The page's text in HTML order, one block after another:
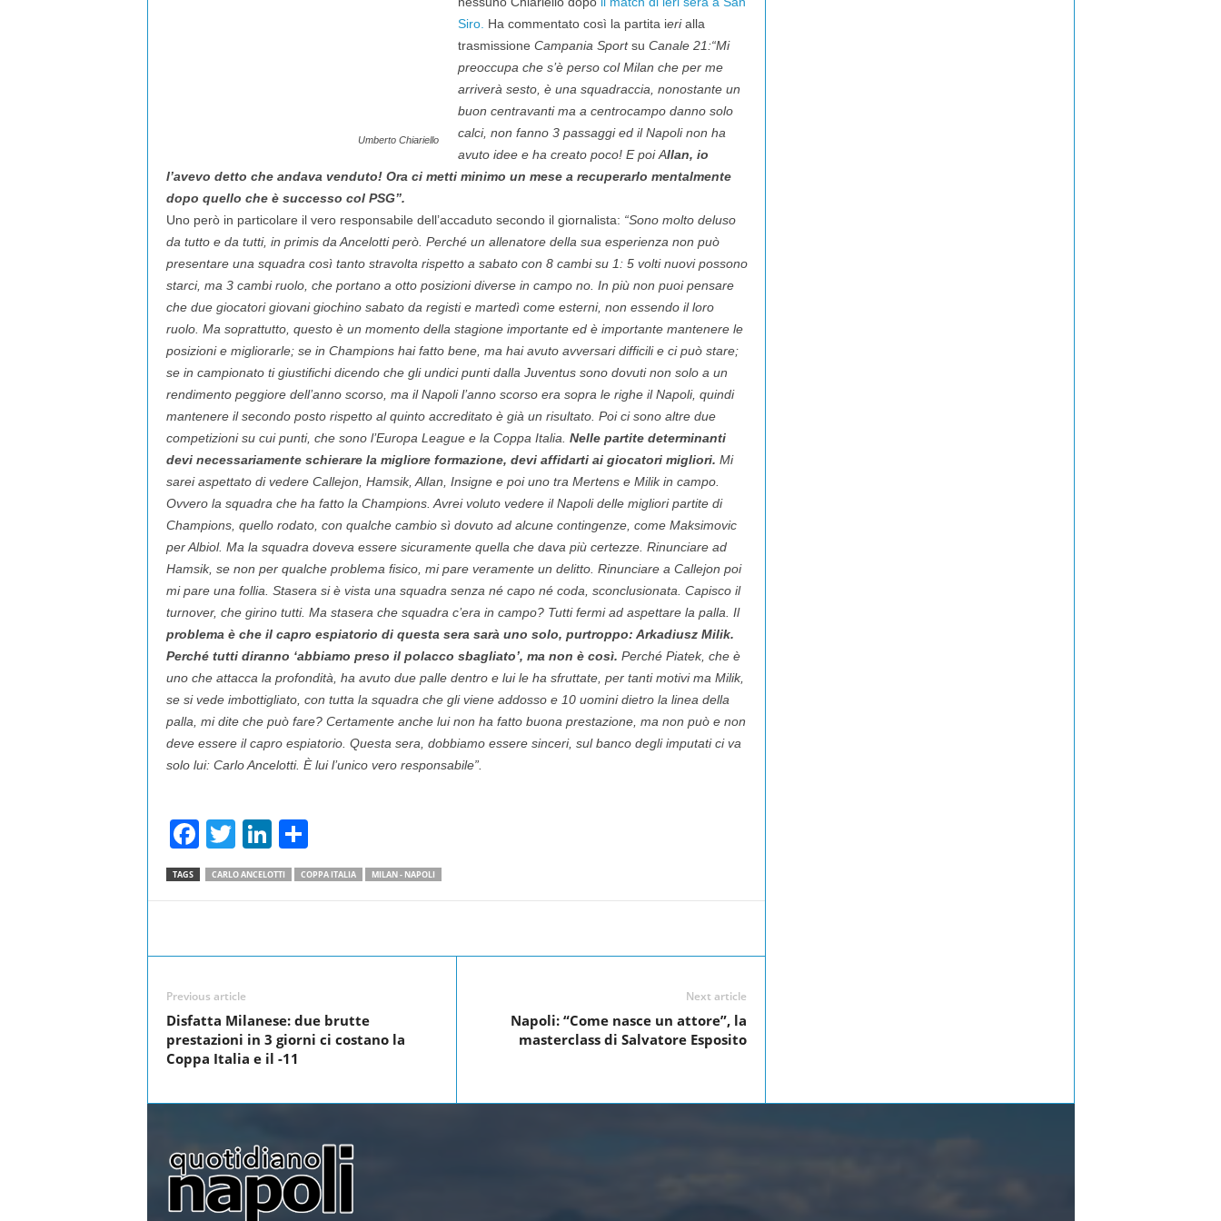
Umberto Chiariello
Siro. Ha commentato così la partita ierialla
trasmissione Campania Sportsu Canale 21:“Mi
preoccupa che s’è perso col Milan che per me
arriverà sesto, è una squadraccia, nonostante un
buon centravanti ma a centrocampo danno solo
calci, non fanno 3 passaggi ed il Napoli non ha
avuto idee e ha creato poco! E poi Allan, io
l’avevo detto che andava venduto! Ora ci metti minimo un mese a recuperarlo mentalmente
dopo quello che è successo col PSG”.
Uno però in particolare il vero responsabile dell’accaduto secondo il giornalista: “Sono molto deluso
da tutto e da tutti, in primis da Ancelotti però. Perché un allenatore della sua esperienza non può
presentare una squadra così tanto stravolta rispetto a sabato con 8 cambi su 1: 5 volti nuovi possono
starci, ma 3 cambi ruolo, che portano a otto posizioni diverse in campo no. In più non puoi pensare
che due giocatori giovani giochino sabato da registi e martedì come esterni, non essendo il loro
ruolo. Ma soprattutto, questo è un momento della stagione importante ed è importante mantenere le
posizioni e migliorarle; se in Champions hai fatto bene, ma hai avuto avversari difficili e ci può stare;
se in campionato ti giustifichi dicendo che gli undici punti dalla Juventus sono dovuti non solo a un
rendimento peggiore dell’anno scorso, ma il Napoli l’anno scorso era sopra le righe il Napoli, quindi
mantenere il secondo posto rispetto al quinto accreditato è già un risultato. Poi ci sono altre due
competizioni su cui punti, che sono l’Europa League e la Coppa Italia. Nelle partite determinanti
devi necessariamente schierare la migliore formazione, devi affidarti ai giocatori migliori. Mi
sarei aspettato di vedere Callejon, Hamsik, Allan, Insigne e poi uno tra Mertens e Milik in campo.
Ovvero la squadra che ha fatto la Champions. Avrei voluto vedere il Napoli delle migliori partite di
Champions, quello rodato, con qualche cambio sì dovuto ad alcune contingenze, come Maksimovic
per Albiol. Ma la squadra doveva essere sicuramente quella che dava più certezze. Rinunciare ad
Hamsik, se non per qualche problema fisico, mi pare veramente un delitto. Rinunciare a Callejon poi
mi pare una follia. Stasera si è vista una squadra senza né capo né coda, sconclusionata. Capisco il
turnover, che girino tutti. Ma stasera che squadra c’era in campo? Tutti fermi ad aspettare la palla. Il
problema è che il capro espiatorio di questa sera sarà uno solo, purtroppo: Arkadiusz Milik.
Perché tutti diranno ‘abbiamo preso il polacco sbagliato’, ma non è così. Perché Piatek, che è
uno che attacca la profondità, ha avuto due palle dentro e lui le ha sfruttate, per tanti motivi ma Milik,
se si vede imbottigliato, con tutta la squadra che gli viene addosso e 10 uomini dietro la linea della
palla, mi dite che può fare? Certamente anche lui non ha fatto buona prestazione, ma non può e non
deve essere il capro espiatorio. Questa sera, dobbiamo essere sinceri, sul banco degli imputati ci va
solo lui: Carlo Ancelotti. È lui l’unico vero responsabile”.
F
a
c
b
o
k
T
wi
tt
Li
n
k
dI
h
ar
TAGS CARLO ANCELOTTI COPPA ITALIA MILAN - NAPOLI
Previous article
Disfatta Milanese: due brutte
prestazioni in 3 giorni ci costano la
Coppa Italia e il -11
Next article
Napoli: “Come nasce un attore”, la
masterclass di Salvatore Esposito